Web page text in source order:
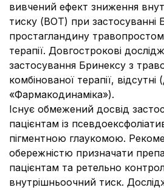
вивчений ефект зниження
тиску (ВОТ) при застосуванні
простагландину
терапії. Довгострокові
застосування Бринексу з
комбінованої терапії, відсутні
«Фармакодинаміка»).
Існує обмежений досвід
пацієнтам із
пігментною глаукомою.
обережністю призначати
пацієнтам та ретельно
внутрішньоочний тиск.